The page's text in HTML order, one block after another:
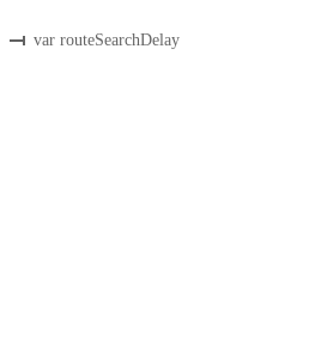
var routeSearchDelay